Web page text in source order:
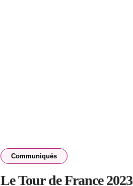
Communiqués
Le Tour de France 2023